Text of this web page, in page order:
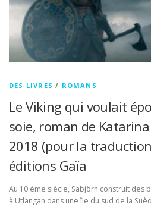
DES LIVRES / ROMANS
Le Viking qui voulait
soie, roman de
2018 (pour la
éditions Gaïa
Au 10 ème siècle, Säbjörn construit des
à Utlängan dans une île du sud de la